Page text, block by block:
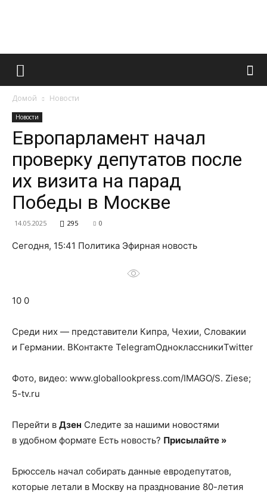
Французский
и
о
Домой Новости
Новости
Европарламент начал
проверку депутатов после
их визита на парад
Победы в Москве
14.05.2025 295 0
Сегодня, 15:41 Политика Эфирная новость
10 0
Среди них — представители Кипра, Чехии, Словакии
и Германии. ВКонтакте TelegramОдноклассникиTwitter
Фото, видео: www.globallookpress.com/IMAGO/S. Ziese;
5-tv.ru
Перейти в Дзен Следите за нашими новостями
в удобном формате Есть новость? Присылайте »
Брюссель начал собирать данные евродепутатов,
которые летали в Москву на празднование 80-летия